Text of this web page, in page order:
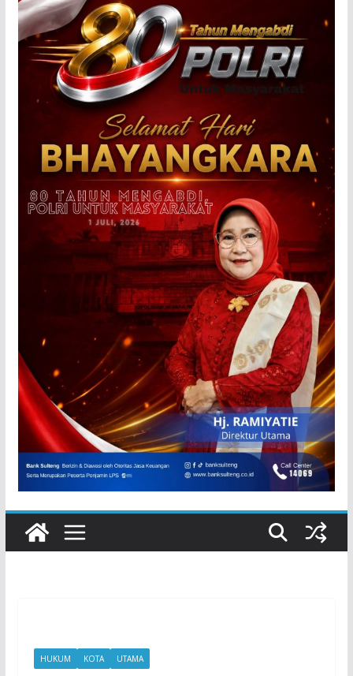
HUKUM KOTA UTAMA